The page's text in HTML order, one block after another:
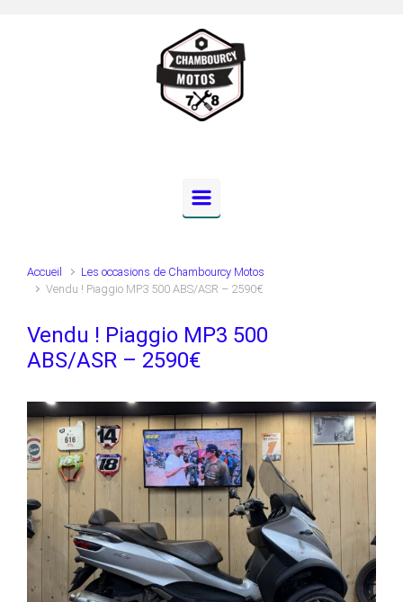
Accueil
Les occasions de Chambourcy Motos
Vendu ! Piaggio MP3 500 ABS/ASR – 2590€
Vendu ! Piaggio MP3 500
ABS/ASR – 2590€